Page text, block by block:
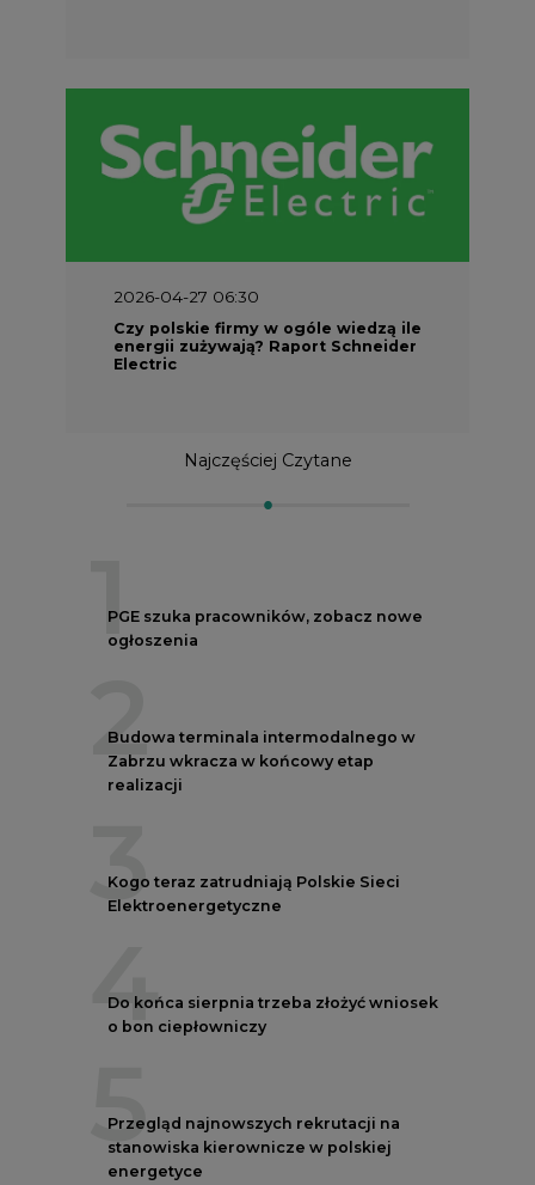
2026-04-27 06:30
Czy polskie firmy w ogóle wiedzą ile
energii zużywają? Raport Schneider
Electric
Najczęściej Czytane
1
PGE szuka pracowników, zobacz nowe
ogłoszenia
2
Budowa terminala intermodalnego w
Zabrzu wkracza w końcowy etap
realizacji
3
Kogo teraz zatrudniają Polskie Sieci
Elektroenergetyczne
4
Do końca sierpnia trzeba złożyć wniosek
o bon ciepłowniczy
5
Przegląd najnowszych rekrutacji na
stanowiska kierownicze w polskiej
energetyce